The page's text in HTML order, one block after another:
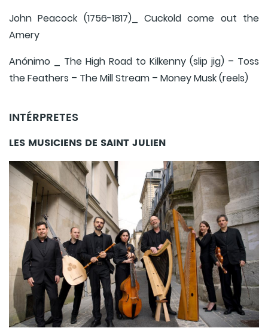
John Peacock (1756-1817)_ Cuckold come out the
Amery
Anónimo _ The High Road to Kilkenny (slip jig) – Toss
the Feathers – The Mill Stream – Money Musk (reels)
INTÉRPRETES
LES MUSICIENS DE SAINT JULIEN